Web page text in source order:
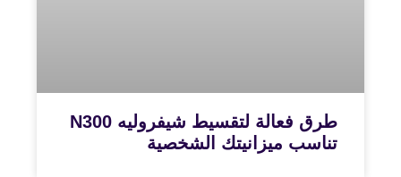
طرق فعالة لتقسيط شيفروليه N300
تناسب ميزانيتك الشخصية